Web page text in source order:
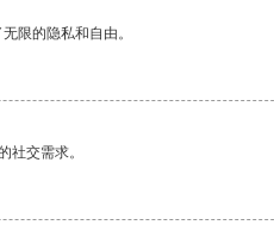
限的隐私和自由。
社交需求。